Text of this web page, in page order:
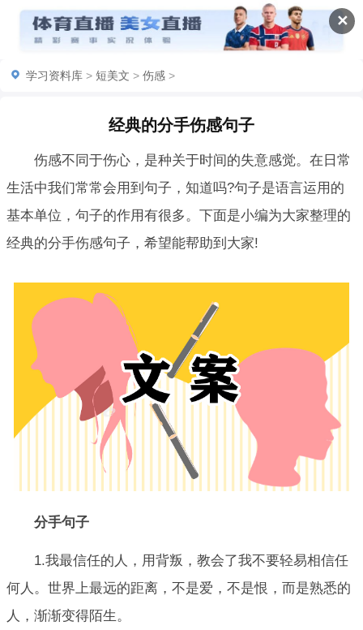
✕
学习资料库 > 短美文 > 伤感 >
经典的分手伤感句子
伤感不同于伤心，是种关于时间的失意感觉。在日常
生活中我们常常会用到句子，知道吗?句子是语言运用的
基本单位，句子的作用有很多。下面是小编为大家整理的
经典的分手伤感句子，希望能帮助到大家!
分手句子
1.我最信任的人，用背叛，教会了我不要轻易相信任
何人。世界上最远的距离，不是爱，不是恨，而是熟悉的
人，渐渐变得陌生。